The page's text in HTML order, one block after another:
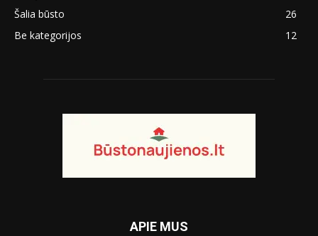
Šalia būsto
26
Be kategorijos
12
APIE MUS